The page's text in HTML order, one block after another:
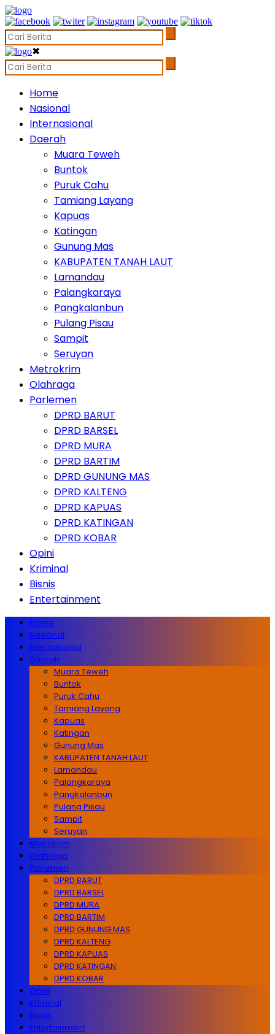
✖
Home
Nasional
Internasional
Daerah
Muara Teweh
Buntok
Puruk Cahu
Tamiang Layang
Kapuas
Katingan
Gunung Mas
KABUPATEN TANAH LAUT
Lamandau
Palangkaraya
Pangkalanbun
Pulang Pisau
Sampit
Seruyan
Metrokrim
Olahraga
Parlemen
DPRD BARUT
DPRD BARSEL
DPRD MURA
DPRD BARTIM
DPRD GUNUNG MAS
DPRD KALTENG
DPRD KAPUAS
DPRD KATINGAN
DPRD KOBAR
Opini
Kriminal
Bisnis
Entertainment
Home
Nasional
Internasional
Daerah
Muara Teweh
Buntok
Puruk Cahu
Tamiang Layang
Kapuas
Katingan
Gunung Mas
KABUPATEN TANAH LAUT
Lamandau
Palangkaraya
Pangkalanbun
Pulang Pisau
Sampit
Seruyan
Metrokrim
Olahraga
Parlemen
DPRD BARUT
DPRD BARSEL
DPRD MURA
DPRD BARTIM
DPRD GUNUNG MAS
DPRD KALTENG
DPRD KAPUAS
DPRD KATINGAN
DPRD KOBAR
Opini
Kriminal
Bisnis
Entertainment